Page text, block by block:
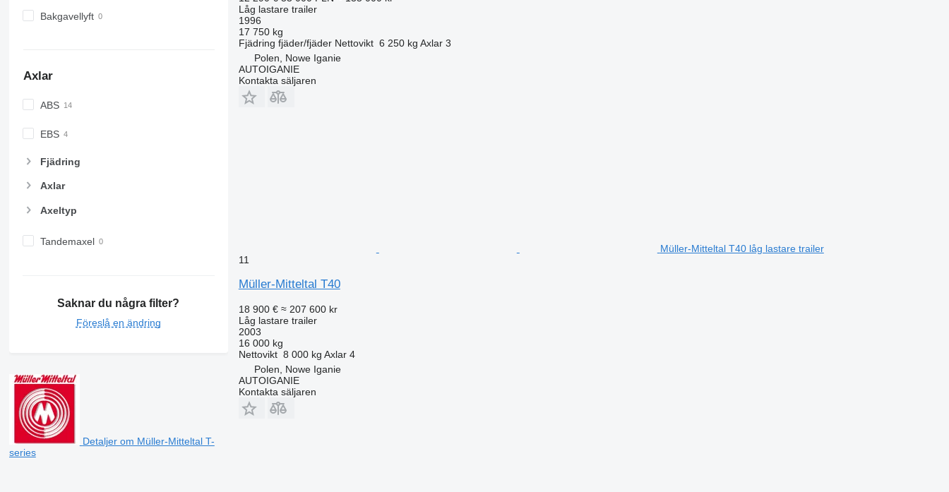
Bakgavellyft
Axlar
ABS
EBS
Fjädring
Axlar
Axeltyp
Tandemaxel
Saknar du några filter?
Föreslå en ändring
Detaljer om Müller-Mitteltal T-
series
Låg lastare trailer
1996
17 750 kg
Fjädring fjäder/fjäder Nettovikt 6 250 kg Axlar 3
Polen, Nowe Iganie
AUTOIGANIE
Kontakta säljaren
Müller-Mitteltal T40 låg lastare trailer
11
Müller-Mitteltal T40
18 900 € ≈ 207 600 kr
Låg lastare trailer
2003
16 000 kg
Nettovikt 8 000 kg Axlar 4
Polen, Nowe Iganie
AUTOIGANIE
Kontakta säljaren